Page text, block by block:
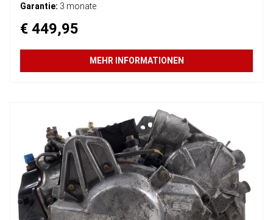
Garantie: 3 monate
€ 449,95
MEHR INFORMATIONEN